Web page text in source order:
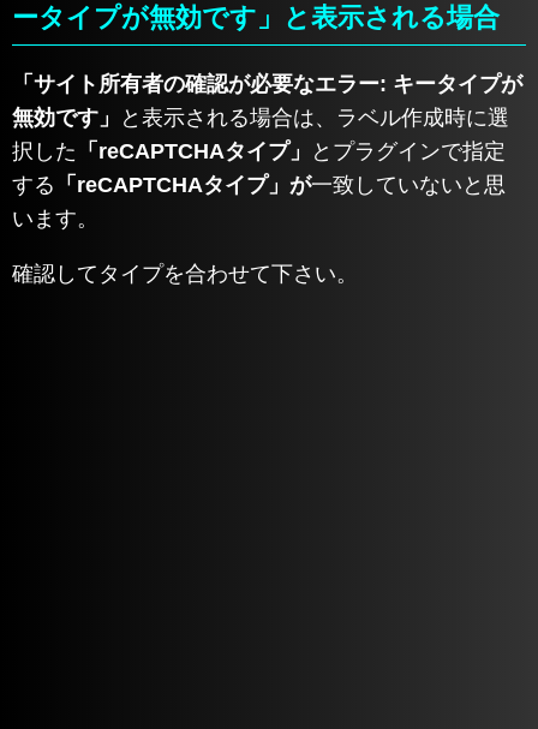
ータイプが無効です」と表示される場合
「サイト所有者の確認が必要なエラー: キータイプが
無効です」
と表示される場合は、ラベル作成時に選
択した 「reCAPTCHAタイプ」
とプラグインで指定
する 「reCAPTCHAタイプ」が一致していないと思
います。
確認してタイプを合わせて下さい。